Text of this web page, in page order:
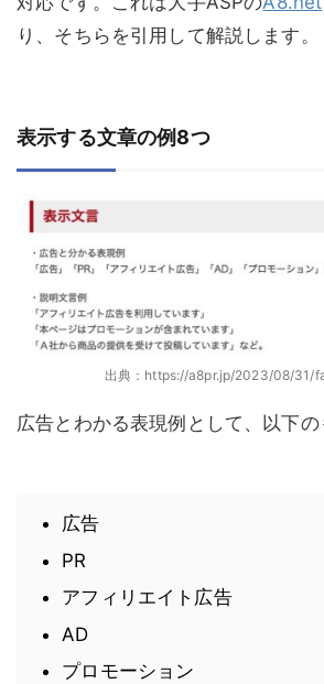
り、そちらを引用して解説します。
表示する文章の例8つ
出典：https://a8pr.jp/2023/08/31/
広告とわかる表現例として、以下の
広告
PR
アフィリエイト広告
AD
プロモーション